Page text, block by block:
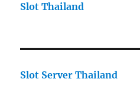
Slot Thailand
Slot Server Thailand